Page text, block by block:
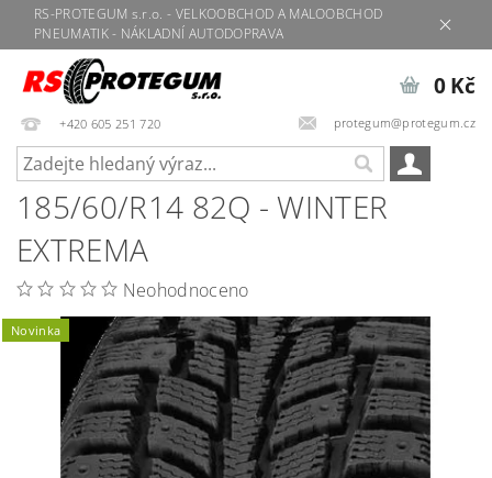
RS-PROTEGUM s.r.o. - VELKOOBCHOD A MALOOBCHOD
PNEUMATIK - NÁKLADNÍ AUTODOPRAVA
+420 605 251 720 protegum@protegum.cz
0 Kč
185/60/R14 82Q - WINTER
EXTREMA
Neohodnoceno
Novinka